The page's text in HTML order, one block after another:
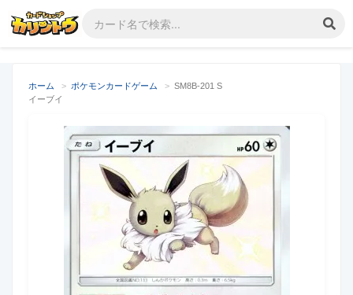
ホーム > ポケモンカードゲーム > SM8B-201 S
イーブイ